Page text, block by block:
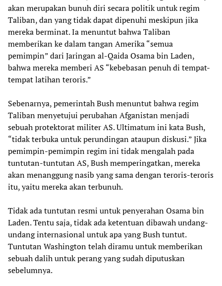
akan merupakan bunuh diri secara politik untuk regim
Taliban, dan yang tidak dapat dipenuhi meskipun jika
mereka berminat. Ia menuntut bahwa Taliban
memberikan ke dalam tangan Amerika “semua
pemimpin” dari Jaringan al-Qaida Osama bin Laden,
bahwa mereka memberi AS “kebebasan penuh di tempat-
tempat latihan teroris.”
Sebenarnya, pemerintah Bush menuntut bahwa regim
Taliban menyetujui perubahan Afganistan menjadi
sebuah protektorat militer AS. Ultimatum ini kata Bush,
“tidak terbuka untuk perundingan ataupun diskusi.” Jika
pemimpin-pemimpin regim ini tidak mengalah pada
tuntutan-tuntutan AS, Bush memperingatkan, mereka
akan menanggung nasib yang sama dengan teroris-teroris
itu, yaitu mereka akan terbunuh.
Tidak ada tuntutan resmi untuk penyerahan Osama bin
Laden. Tentu saja, tidak ada ketentuan dibawah undang-
undang internasional untuk apa yang Bush tuntut.
Tuntutan Washington telah diramu untuk memberikan
sebuah dalih untuk perang yang sudah diputuskan
sebelumnya.